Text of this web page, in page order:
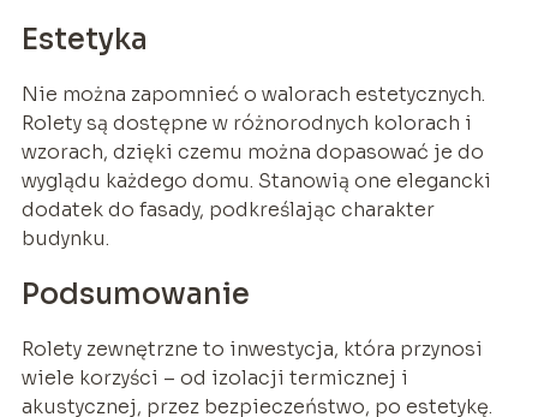
Estetyka
Nie można zapomnieć o walorach estetycznych.
Rolety są dostępne w różnorodnych kolorach i
wzorach, dzięki czemu można dopasować je do
wyglądu każdego domu. Stanowią one elegancki
dodatek do fasady, podkreślając charakter
budynku.
Podsumowanie
Rolety zewnętrzne to inwestycja, która przynosi
wiele korzyści – od izolacji termicznej i
akustycznej, przez bezpieczeństwo, po estetykę.